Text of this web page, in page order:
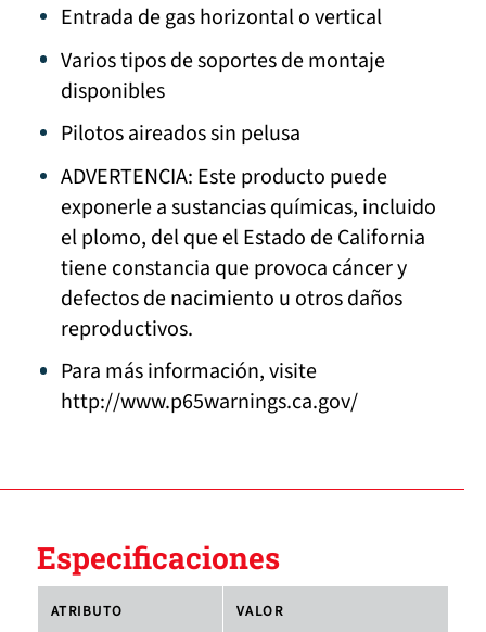
Entrada de gas horizontal o vertical
Varios tipos de soportes de montaje
disponibles
Pilotos aireados sin pelusa
ADVERTENCIA: Este producto puede
exponerle a sustancias químicas, incluido
el plomo, del que el Estado de California
tiene constancia que provoca cáncer y
defectos de nacimiento u otros daños
reproductivos.
Para más información, visite
http://www.p65warnings.ca.gov/
Especificaciones
ATRIBUTO VALOR